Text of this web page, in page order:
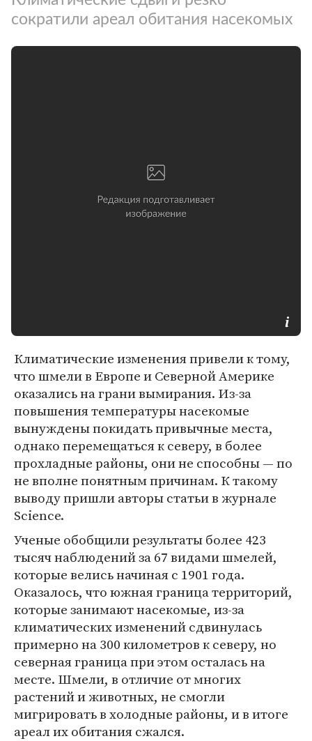
сократили ареал обитания насекомых
Климатические изменения привели к тому,
что шмели в Европе и Северной Америке
оказались на грани вымирания. Из-за
повышения температуры насекомые
вынуждены покидать привычные места,
однако перемещаться к северу, в более
прохладные районы, они не способны — по
не вполне понятным причинам. К такому
выводу пришли авторы статьи в журнале
Science.
Ученые обобщили результаты более 423
тысяч наблюдений за 67 видами шмелей,
которые велись начиная с 1901 года.
Оказалось, что южная граница территорий,
которые занимают насекомые, из-за
климатических изменений сдвинулась
примерно на 300 километров к северу, но
северная граница при этом осталась на
месте. Шмели, в отличие от многих
растений и животных, не смогли
мигрировать в холодные районы, и в итоге
ареал их обитания сжался.